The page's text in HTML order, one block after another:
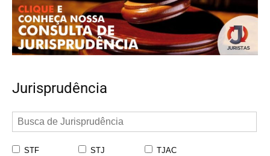
Jurisprudência
STF STJ
TJAC